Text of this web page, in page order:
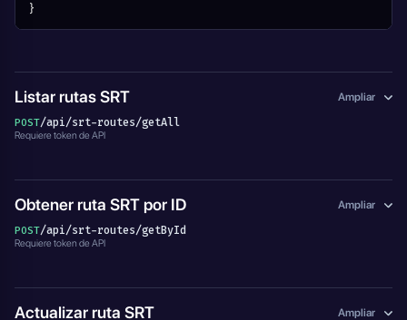
}
Listar rutas SRT Ampliar
POST/api/srt-routes/getAll
Requiere token de API
Obtener ruta SRT por ID Ampliar
POST/api/srt-routes/getById
Requiere token de API
Actualizar ruta SRT Ampliar